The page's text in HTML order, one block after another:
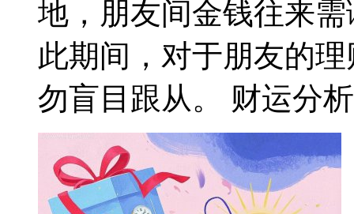
地，朋友间金钱往来
此期间，对于朋友的
勿盲目跟从。 财运分